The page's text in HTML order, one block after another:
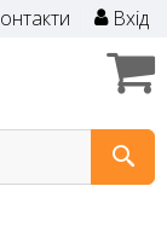
Вхід